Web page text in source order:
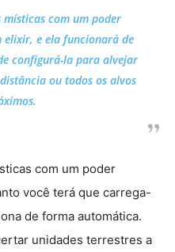
místicas com um poder
elixir, e ela funcionará de
configurá-la para alvejar
ou todos os alvos
com um poder
você terá que carrega-
de forma automática.
unidades terrestres a